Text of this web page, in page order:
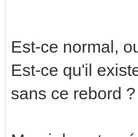
Est-ce normal,
Est-ce qu'il
sans ce rebord ?